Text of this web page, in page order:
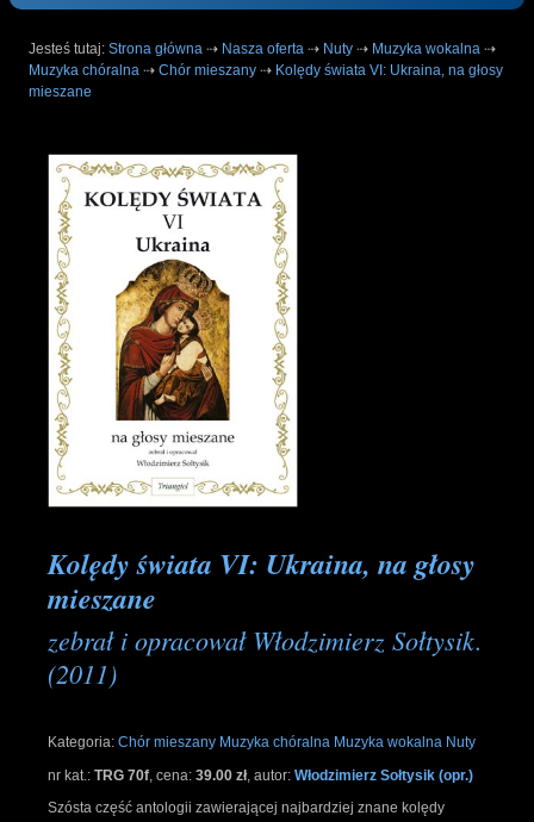
Jesteś tutaj: Strona główna ⇢ Nasza oferta ⇢ Nuty ⇢ Muzyka wokalna ⇢
Muzyka chóralna ⇢ Chór mieszany ⇢ Kolędy świata VI: Ukraina, na głosy
mieszane
Kolędy świata VI: Ukraina, na głosy
mieszane
zebrał i opracował Włodzimierz Sołtysik.
(2011)
Kategoria: Chór mieszany Muzyka chóralna Muzyka wokalna Nuty
nr kat.: TRG 70f cena: 39.00 zł, autor: Włodzimierz Sołtysik (opr.)
Szósta część antologii zawierającej najbardziej znane kolędy